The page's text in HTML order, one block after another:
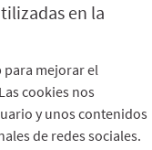
en la
para mejorar el
cookies nos
y unos contenidos
de redes sociales.